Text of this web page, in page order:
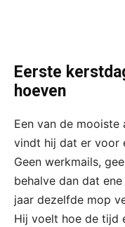
Eerste
hoeven
Een van de
vindt hij dat er voor
Geen werkmails,
behalve dan dat
jaar dezelfde mop
Hij voelt hoe de tijd